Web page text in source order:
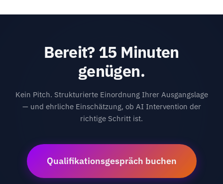
Bereit? 15 Minuten
genügen.
Kein Pitch. Strukturierte Einordnung Ihrer Ausgangslage
— und ehrliche Einschätzung, ob AI Intervention der
richtige Schritt ist.
Qualifikationsgespräch buchen